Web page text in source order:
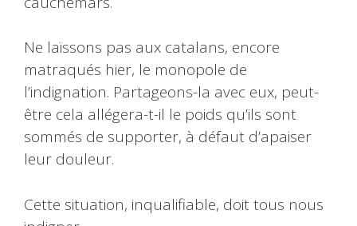
Ne laissons pas aux catalans, encore
matraqués hier, le monopole de
l’indignation. Partageons-la avec eux, peut-
être cela allégera-t-il le poids qu’ils sont
sommés de supporter, à défaut d’apaiser
leur douleur.
Cette situation, inqualifiable, doit tous nous